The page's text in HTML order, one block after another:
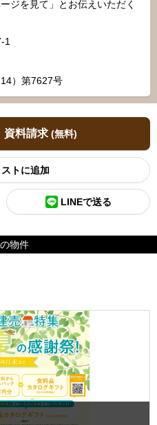
ジを見て」とお伝えいただく
1
）第7627号
資料請求 (無料)
ト
LINEで送る
物件